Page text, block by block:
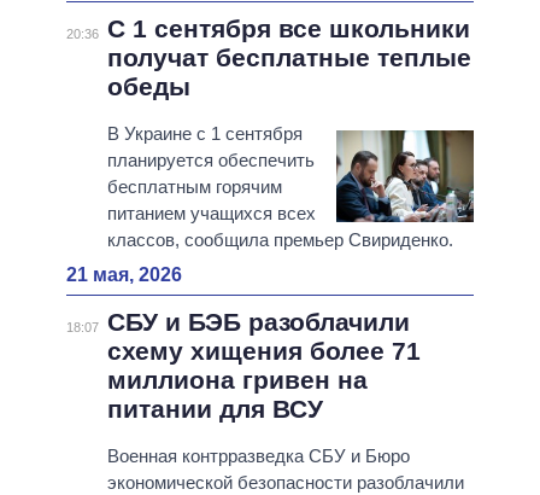
20:36 С 1 сентября все школьники
получат бесплатные теплые
обеды
В Украине с 1 сентября
планируется обеспечить
бесплатным горячим
питанием учащихся всех
классов, сообщила премьер Свириденко.
21 мая, 2026
18:07 СБУ и БЭБ разоблачили
схему хищения более 71
миллиона гривен на
питании для ВСУ
Военная контрразведка СБУ и Бюро
экономической безопасности разоблачили